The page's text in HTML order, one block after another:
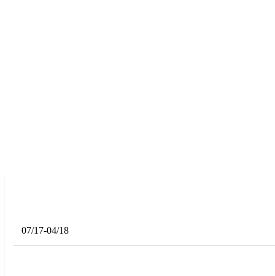
07/17-04/18